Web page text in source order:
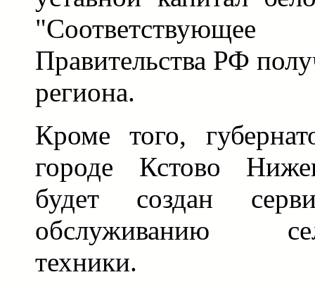
Правительства РФ
региона.
Кроме того,
городе Кстово
будет создан
обслуживанию
техники.